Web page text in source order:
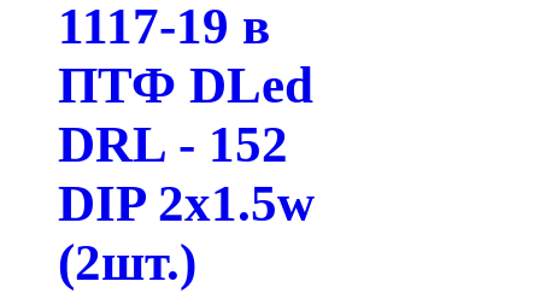
1117-19 в
ПТФ DLed
DRL - 152
DIP 2x1.5w
(2шт.)